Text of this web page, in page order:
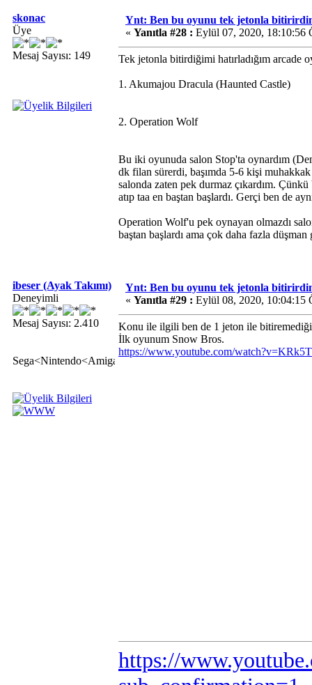
skonac
Üye
Mesaj Sayısı: 149
Ynt: Ben bu oyunu tek jetonla
« Yanıtla #28 : Eylül 07, 2020, 18:10:56
Tek jetonla bitirdiğimi hatırladığım arcade
1. Akumajou Dracula (Haunted Castle)
2. Operation Wolf
Bu iki oyunuda salon Stop'ta oynardım
dk filan sürerdi, başımda 5-6 kişi
salonda zaten pek durmaz çıkardım.
atıp taa en baştan başlardı. Gerçi ben de
Operation Wolf'u pek oynayan olmazdı
baştan başlardı ama çok daha fazla
ibeser (Ayak Takımı)
Deneyimli
Mesaj Sayısı: 2.410
Sega<Nintendo<Amiga
Ynt: Ben bu oyunu tek jetonla
« Yanıtla #29 : Eylül 08, 2020, 10:04:15
Konu ile ilgili ben de 1 jeton ile
İlk oyunum Snow Bros.
https://www.youtube.com/
https://